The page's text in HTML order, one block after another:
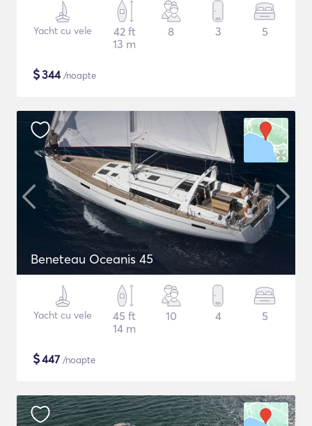
Yacht cu vele
42 ft
13 m
8 3 5
$344/noapte
Beneteau Oceanis 45
Yacht cu vele
45 ft
14 m
10 4 5
$447 /noapte